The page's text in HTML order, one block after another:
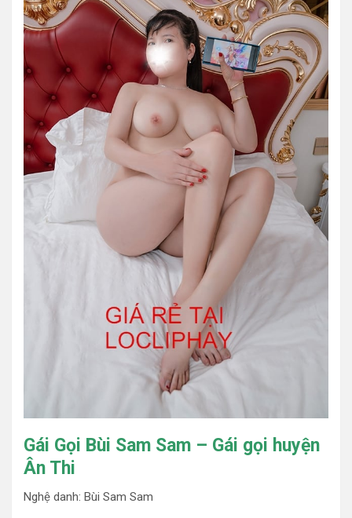
Gái Gọi Bùi Sam Sam – Gái gọi huyện
Ân Thi
Nghệ danh: Bùi Sam Sam